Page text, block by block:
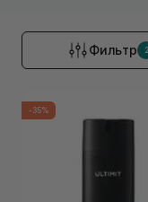
Фильтр 2
-35%